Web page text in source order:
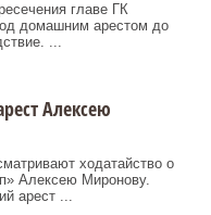
главе ГК
домашним арестом до
...
Алексею
ходатайство о
Алексею Миронову.
арест ...